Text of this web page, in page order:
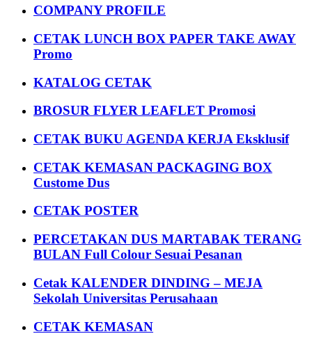
COMPANY PROFILE
CETAK LUNCH BOX PAPER TAKE AWAY
Promo
KATALOG CETAK
BROSUR FLYER LEAFLET Promosi
CETAK BUKU AGENDA KERJA Eksklusif
CETAK KEMASAN PACKAGING BOX
Custome Dus
CETAK POSTER
PERCETAKAN DUS MARTABAK TERANG
BULAN Full Colour Sesuai Pesanan
Cetak KALENDER DINDING – MEJA
Sekolah Universitas Perusahaan
CETAK KEMASAN